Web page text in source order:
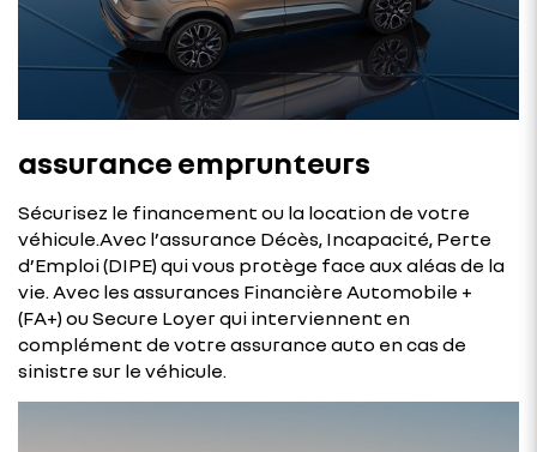
assurance emprunteurs
Sécurisez le financement ou la location de votre
véhicule.Avec l’assurance Décès, Incapacité, Perte
d’Emploi (DIPE) qui vous protège face aux aléas de la
vie. Avec les assurances Financière Automobile +
(FA+) ou Secure Loyer qui interviennent en
complément de votre assurance auto en cas de
sinistre sur le véhicule.